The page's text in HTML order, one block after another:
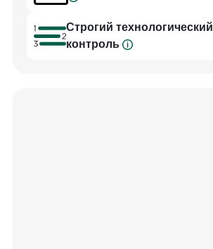
Cтрогий технологический
контроль